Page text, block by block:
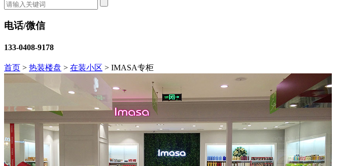
电话/微信
133-0408-9178
首页 > 热装楼盘 > 在装小区 > IMASA专柜